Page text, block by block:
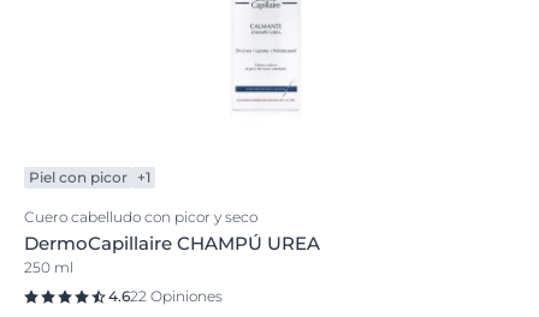
Piel con picor +1
Cuero cabelludo con picor y seco
DermoCapillaire CHAMPÚ UREA
250 ml
4.622 Opiniones